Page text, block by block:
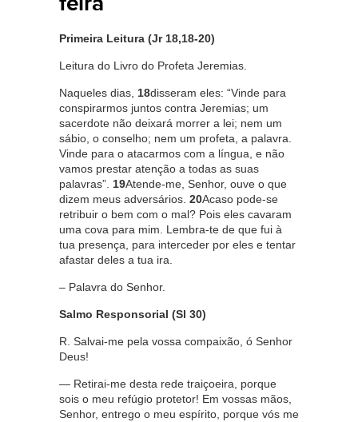
Primeira Leitura (Jr 18,18-20)
Leitura do Livro do Profeta Jeremias.
Naqueles dias, 18disseram eles: “Vinde para
conspirarmos juntos contra Jeremias; um
sacerdote não deixará morrer a lei; nem um
sábio, o conselho; nem um profeta, a palavra.
Vinde para o atacarmos com a língua, e não
vamos prestar atenção a todas as suas
palavras”. 19Atende-me, Senhor, ouve o que
dizem meus adversários. 20Acaso pode-se
retribuir o bem com o mal? Pois eles cavaram
uma cova para mim. Lembra-te de que fui à
tua presença, para interceder por eles e tentar
afastar deles a tua ira.
– Palavra do Senhor.
Salmo Responsorial (Sl 30)
R. Salvai-me pela vossa compaixão, ó Senhor
Deus!
— Retirai-me desta rede traiçoeira, porque
sois o meu refúgio protetor! Em vossas mãos,
Senhor, entrego o meu espírito, porque vós me